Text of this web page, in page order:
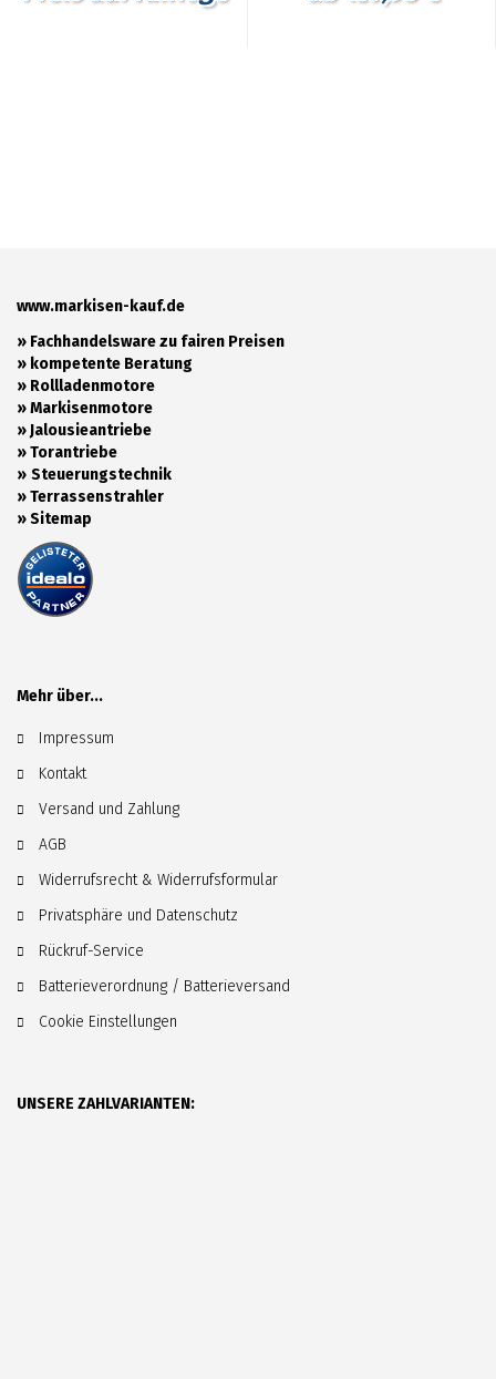
www.markisen-kauf.de
» Fachhandelsware zu fairen Preisen
» kompetente Beratung
» Rollladenmotore
»Markisenmotore
»Jalousieantriebe
»Torantriebe
» Steuerungstechnik
»Terrassenstrahler
»Sitemap
Mehr über...
Impressum
Kontakt
Versand und Zahlung
AGB
Widerrufsrecht & Widerrufsformular
Privatsphäre und Datenschutz
Rückruf-Service
Batterieverordnung / Batterieversand
Cookie Einstellungen
UNSERE ZAHLVARIANTEN: